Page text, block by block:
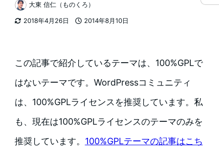
2018年4月26日
2014年8月10日
著
者
大東 信仁（ものくろ）
この記事で紹介しているテーマは、100%GPLで
はないテーマです。WordPressコミュニティ
は、100%GPLライセンスを推奨しています。私
も、現在は100%GPLライセンスのテーマのみを
推奨しています。 100%GPLテーマの記事はこち